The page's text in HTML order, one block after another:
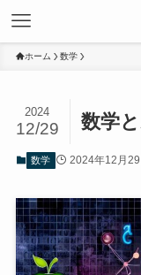
ホーム 数学
数学
2024
12/29
数学 2024年12月29